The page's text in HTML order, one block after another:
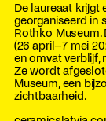
De laureaat krijgt
georganiseerd in
Rothko Museum.
(26 april–7 mei
en omvat verblijf,
Ze wordt
Museum, een
zichtbaarheid.